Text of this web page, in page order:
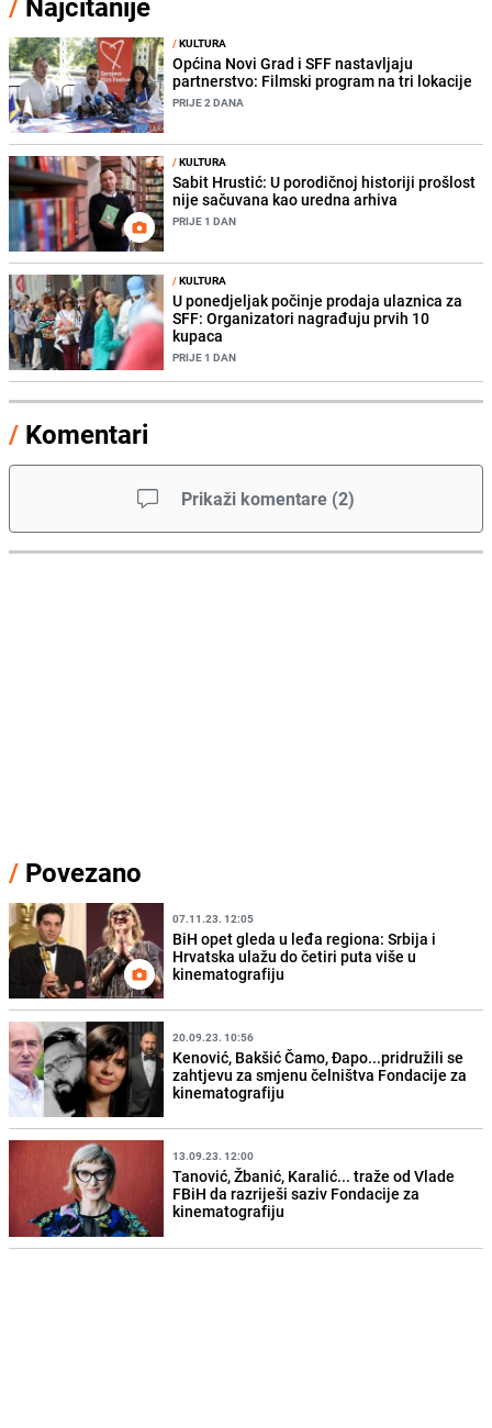
/KULTURA
Općina Novi Grad i SFF nastavljaju
partnerstvo: Filmski program na tri lokacije
PRIJE 2 DANA
/KULTURA
Sabit Hrustić: U porodičnoj historiji prošlost
nije sačuvana kao uredna arhiva
PRIJE 1 DAN
/KULTURA
U ponedjeljak počinje prodaja ulaznica za
SFF: Organizatori nagrađuju prvih 10
kupaca
PRIJE 1 DAN
/ Komentari
Prikaži komentare (2)
/ Povezano
07.11.23. 12:05
BiH opet gleda u leđa regiona: Srbija i
Hrvatska ulažu do četiri puta više u
kinematografiju
20.09.23. 10:56
Kenović, Bakšić Čamo, Đapo...pridružili se
zahtjevu za smjenu čelništva Fondacije za
kinematografiju
13.09.23. 12:00
Tanović, Žbanić, Karalić... traže od Vlade
FBiH da razriješi saziv Fondacije za
kinematografiju